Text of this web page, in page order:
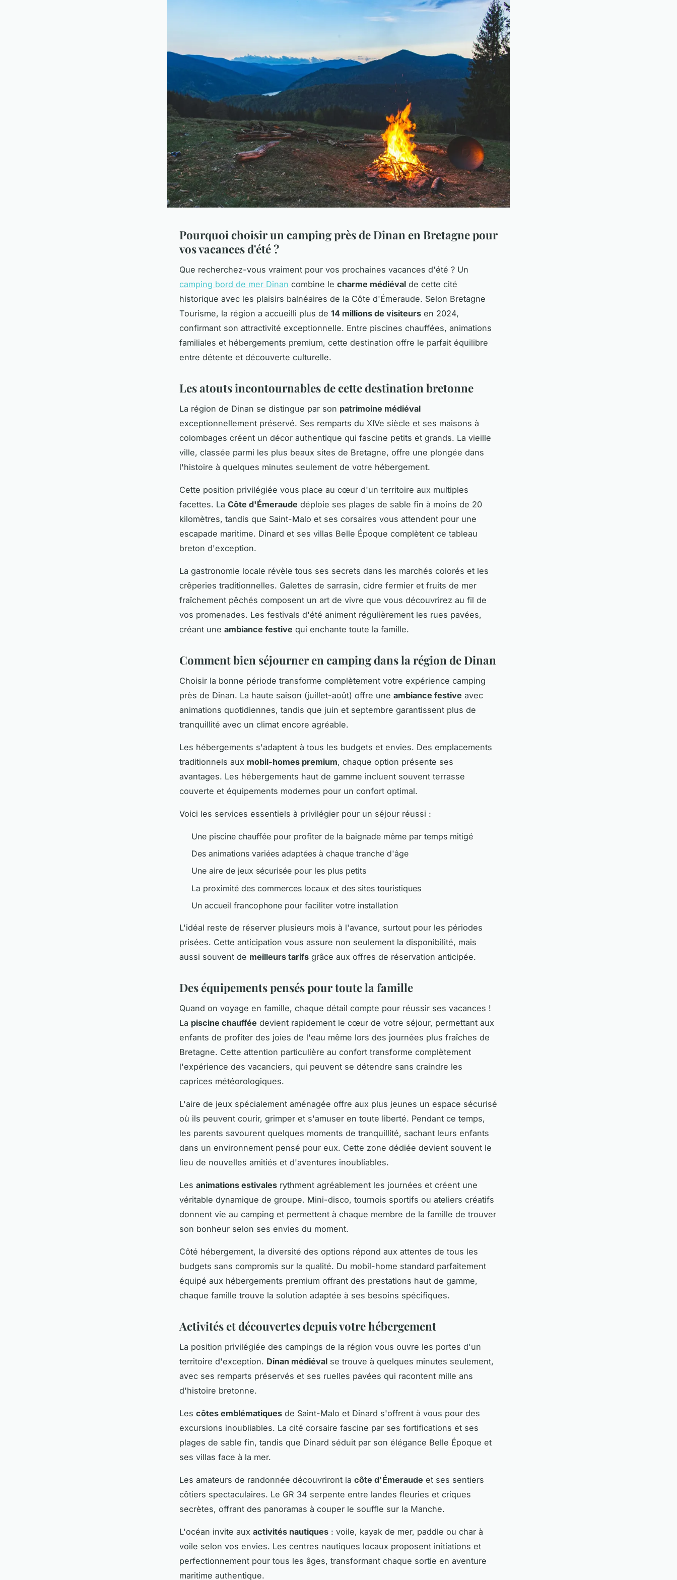
Pourquoi choisir un camping près de Dinan en Bretagne pour
vos vacances d'été ?
Que recherchez-vous vraiment pour vos prochaines vacances d'été ? Un
camping bord de mer Dinan combine le charme médiéval de cette cité
historique avec les plaisirs balnéaires de la Côte d'Émeraude. Selon Bretagne
Tourisme, la région a accueilli plus de 14 millions de visiteurs en 2024,
confirmant son attractivité exceptionnelle. Entre piscines chauffées, animations
familiales et hébergements premium, cette destination offre le parfait équilibre
entre détente et découverte culturelle.
Les atouts incontournables de cette destination bretonne
La région de Dinan se distingue par son patrimoine médiéval
exceptionnellement préservé. Ses remparts du XIVe siècle et ses maisons à
colombages créent un décor authentique qui fascine petits et grands. La vieille
ville, classée parmi les plus beaux sites de Bretagne, offre une plongée dans
l'histoire à quelques minutes seulement de votre hébergement.
Cette position privilégiée vous place au cœur d'un territoire aux multiples
facettes. La Côte d'Émeraude déploie ses plages de sable fin à moins de 20
kilomètres, tandis que Saint-Malo et ses corsaires vous attendent pour une
escapade maritime. Dinard et ses villas Belle Époque complètent ce tableau
breton d'exception.
La gastronomie locale révèle tous ses secrets dans les marchés colorés et les
crêperies traditionnelles. Galettes de sarrasin, cidre fermier et fruits de mer
fraîchement pêchés composent un art de vivre que vous découvrirez au fil de
vos promenades. Les festivals d'été animent régulièrement les rues pavées,
créant une ambiance festive qui enchante toute la famille.
Comment bien séjourner en camping dans la région de Dinan
Choisir la bonne période transforme complètement votre expérience camping
près de Dinan. La haute saison (juillet-août) offre une ambiance festive avec
animations quotidiennes, tandis que juin et septembre garantissent plus de
tranquillité avec un climat encore agréable.
Les hébergements s'adaptent à tous les budgets et envies. Des emplacements
traditionnels aux mobil-homes premium, chaque option présente ses
avantages. Les hébergements haut de gamme incluent souvent terrasse
couverte et équipements modernes pour un confort optimal.
Voici les services essentiels à privilégier pour un séjour réussi :
Une piscine chauffée pour profiter de la baignade même par temps mitigé
Des animations variées adaptées à chaque tranche d'âge
Une aire de jeux sécurisée pour les plus petits
La proximité des commerces locaux et des sites touristiques
Un accueil francophone pour faciliter votre installation
L'idéal reste de réserver plusieurs mois à l'avance, surtout pour les périodes
prisées. Cette anticipation vous assure non seulement la disponibilité, mais
aussi souvent de meilleurs tarifs grâce aux offres de réservation anticipée.
Des équipements pensés pour toute la famille
Quand on voyage en famille, chaque détail compte pour réussir ses vacances !
La piscine chauffée devient rapidement le cœur de votre séjour, permettant aux
enfants de profiter des joies de l'eau même lors des journées plus fraîches de
Bretagne. Cette attention particulière au confort transforme complètement
l'expérience des vacanciers, qui peuvent se détendre sans craindre les
caprices météorologiques.
L'aire de jeux spécialement aménagée offre aux plus jeunes un espace sécurisé
où ils peuvent courir, grimper et s'amuser en toute liberté. Pendant ce temps,
les parents savourent quelques moments de tranquillité, sachant leurs enfants
dans un environnement pensé pour eux. Cette zone dédiée devient souvent le
lieu de nouvelles amitiés et d'aventures inoubliables.
Les animations estivales rythment agréablement les journées et créent une
véritable dynamique de groupe. Mini-disco, tournois sportifs ou ateliers créatifs
donnent vie au camping et permettent à chaque membre de la famille de trouver
son bonheur selon ses envies du moment.
Côté hébergement, la diversité des options répond aux attentes de tous les
budgets sans compromis sur la qualité. Du mobil-home standard parfaitement
équipé aux hébergements premium offrant des prestations haut de gamme,
chaque famille trouve la solution adaptée à ses besoins spécifiques.
Activités et découvertes depuis votre hébergement
La position privilégiée des campings de la région vous ouvre les portes d'un
territoire d'exception. Dinan médiéval se trouve à quelques minutes seulement,
avec ses remparts préservés et ses ruelles pavées qui racontent mille ans
d'histoire bretonne.
Les côtes emblématiques de Saint-Malo et Dinard s'offrent à vous pour des
excursions inoubliables. La cité corsaire fascine par ses fortifications et ses
plages de sable fin, tandis que Dinard séduit par son élégance Belle Époque et
ses villas face à la mer.
Les amateurs de randonnée découvriront la côte d'Émeraude et ses sentiers
côtiers spectaculaires. Le GR 34 serpente entre landes fleuries et criques
secrètes, offrant des panoramas à couper le souffle sur la Manche.
L'océan invite aux activités nautiques : voile, kayak de mer, paddle ou char à
voile selon vos envies. Les centres nautiques locaux proposent initiations et
perfectionnement pour tous les âges, transformant chaque sortie en aventure
maritime authentique.